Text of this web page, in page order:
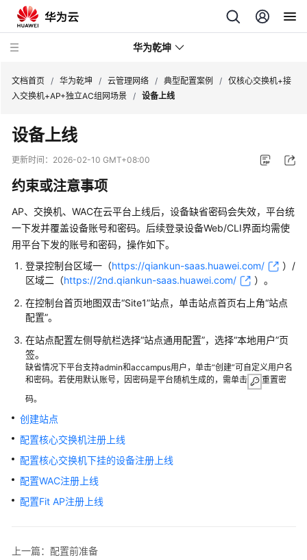
华为乾坤
安
全
云
务
云
管
理
网
络
典
型
配
案
例
单
组
网
场
组
文档首页 / 华为乾坤 / 云管理网络 / 典型配置案例 / 仅核心交换机+接
入交换机+AP+独立AC组网场景 / 设备上线
设备上线
更新时间： 2026-02-10 GMT+08:00
约束或注意事项
AP、交换机、WAC在云平台 上线后，设备缺省密码会失效，平台统
一下发并覆盖设备账号和密码。后续登录设备Web/CLI界面均需使
用平台下发的账号和密码，操作如下。
登录控制台区域一（https://qiankun-saas.huawei.com/
）/
区域二（https://2nd.qiankun-saas.huawei.com/ ） 。
在控制台首页地图双击“Site1”站点，单击站点首页右上角“站点
配置”。
在站点配置左侧导航栏选择“站点通用配置”，选择“本地用户”页
签。
缺省情况下平台支持admin和accampus用户，单击“创建”可自定义用户名
和密码。若使用默认账号，因密码是平台随机生成的，需单击
重置密
码。
创建站点
配置核心交换机注册上线
配置核心交换机下挂的设备注册上线
配置WAC注册上线
配置Fit AP注册上线
上一篇：配置前准备